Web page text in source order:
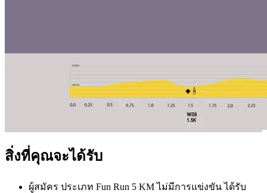
สิ่งที่คุณจะได้รับ
ผู้สมัคร ประเภท Fun Run 5 KM ไม่มีการแข่งขัน ได้รับ